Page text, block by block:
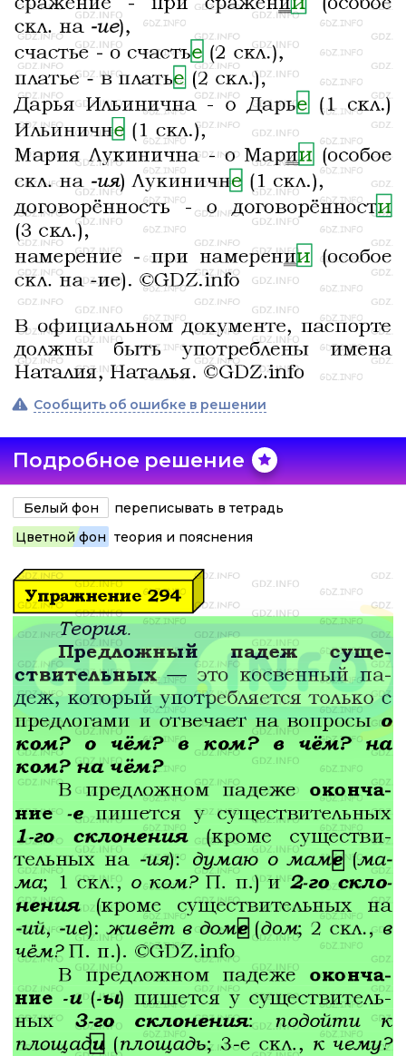
Сообщить об ошибке в решении
Подробное решение
Белый фон
переписывать в тетрадь
Цветной фон теория и пояснения